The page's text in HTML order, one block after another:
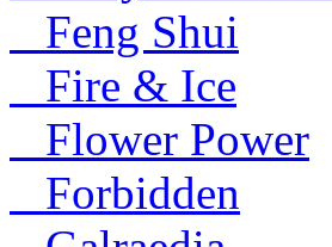
Feng Shui
Fire & Ice
Flower Power
Forbidden